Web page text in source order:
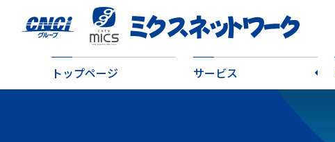
トップページ サービス